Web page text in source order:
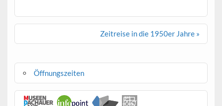
Zeitreise in die 1950er Jahre »
Öffnungszeiten